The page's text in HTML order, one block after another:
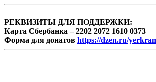
РЕКВИЗИТЫ ДЛЯ ПОДДЕРЖКИ:
Карта Сбербанка – 2202 2072 1610 0373
Форма для донатов https://dzen.ru/